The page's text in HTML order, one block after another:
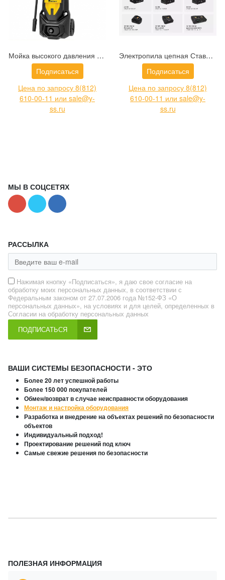
Мойка высокого давления Kolner K160 (8140100106)
Подписаться
Цена по запросу 8(812)
610-00-11 или sale@y-
ss.ru
Электропила цепная Ставр SCS 18BL-30 (9060100020)
Подписаться
Цена по запросу 8(812)
610-00-11 или sale@y-
ss.ru
МЫ В СОЦСЕТЯХ
РАССЫЛКА
Нажимая кнопку «Подписаться», я даю свое согласие на
обработку моих персональных данных, в соответствии с
Федеральным законом от 27.07.2006 года №152-ФЗ «О
персональных данных», на условиях и для целей, определенных в
Согласии на обработку персональных данных
ПОДПИСАТЬСЯ
ВАШИ СИСТЕМЫ БЕЗОПАСНОСТИ - ЭТО
Более 20 лет успешной работы
Более 150 000 покупателей
Обмен/возврат в случае неисправности оборудования
Монтаж и настройка оборудования
Разработка и внедрение на объектах решений по безопасности
объектов
Индивидуальный подход!
Проектирование решений под ключ
Самые свежие решения по безопасности
ПОЛЕЗНАЯ ИНФОРМАЦИЯ